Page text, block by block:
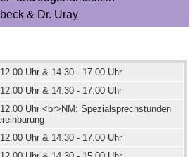
& Dr. Uray
Uhr & 14.30 - 17.00 Uhr
Uhr & 14.30 - 17.00 Uhr
Uhr <br>NM: Spezialsprechstunden
Uhr & 14.30 - 17.00 Uhr